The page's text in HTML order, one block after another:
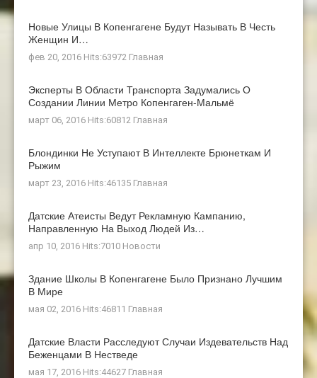
Новые Улицы В Копенгагене Будут Называть В Честь
Женщин И…
фев 20, 2016 Hits:63972 Главная
Эксперты В Области Транспорта Задумались О
Создании Линии Метро Копенгаген-Мальмё
март 06, 2016 Hits:60812 Главная
Блондинки Не Уступают В Интеллекте Брюнеткам И
Рыжим
март 23, 2016 Hits:46135 Главная
Датские Атеисты Ведут Рекламную Кампанию,
Направленную На Выход Людей Из…
апр 10, 2016 Hits:7010 Новости
Здание Школы В Копенгагене Было Признано Лучшим
В Мире
мая 02, 2016 Hits:46811 Главная
Датские Власти Расследуют Случаи Издевательств Над
Беженцами В Нестведе
мая 17, 2016 Hits:44627 Главная